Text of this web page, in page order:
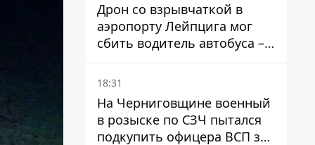
Дрон со взрывчаткой в ​​
аэропорту Лейпцига мог
сбить водитель автобуса –
Welt
18:31
На Черниговщине военный
в розыске по СЗЧ пытался
подкупить офицера ВСП за